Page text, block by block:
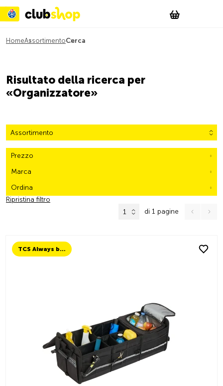
Account
WishList
HomeAssortimentoCerca
Risultato della ricerca per
«Organizzatore»
Assortimento
Prezzo
Marca
Ordina
Ripristina filtro
1
di 1 pagine
TCS Always by my side